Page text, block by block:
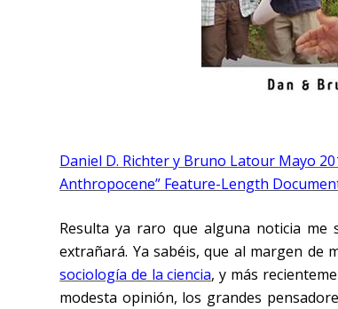
Daniel D. Richter y Bruno Latour Mayo
Anthropocene” Feature-Length
Resulta ya raro que alguna noticia
extrañará. Ya sabéis, que al margen
sociología de la ciencia, y más
modesta opinión, los grandes